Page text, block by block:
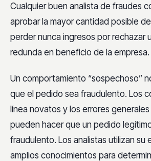
Cualquier buen analista de fraudes
aprobar la mayor cantidad posible
perder nunca ingresos por rechazar
redunda en beneficio de la empresa.
Un comportamiento “sospechoso”
que el pedido sea fraudulento. Los
línea novatos y los errores
pueden hacer que un pedido
fraudulento. Los analistas utilizan su
amplios conocimientos para